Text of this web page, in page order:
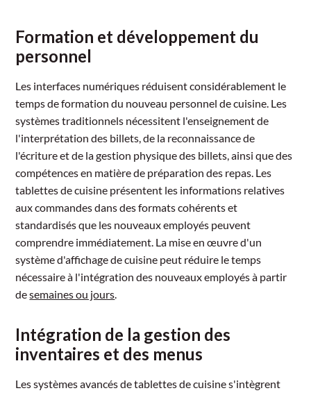
Formation et développement du
personnel
Les interfaces numériques réduisent considérablement le
temps de formation du nouveau personnel de cuisine. Les
systèmes traditionnels nécessitent l'enseignement de
l'interprétation des billets, de la reconnaissance de
l'écriture et de la gestion physique des billets, ainsi que des
compétences en matière de préparation des repas. Les
tablettes de cuisine présentent les informations relatives
aux commandes dans des formats cohérents et
standardisés que les nouveaux employés peuvent
comprendre immédiatement. La mise en œuvre d'un
système d'affichage de cuisine peut réduire le temps
nécessaire à l'intégration des nouveaux employés à partir
desemaines ou jours
Intégration de la gestion des
inventaires et des menus
Les systèmes avancés de tablettes de cuisine s'intègrent